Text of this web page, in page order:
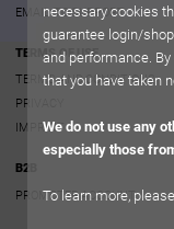
EMAIL TO SUPPORT
TERMS OF USE
TERMS AND CONDITIONS
PRIVACY
IMPRINT
B2B
PROMOTER ACCOUNT
necessary cookies
guarantee login/
and performance.
that you have taken
We do not use any
especially those
To learn more,